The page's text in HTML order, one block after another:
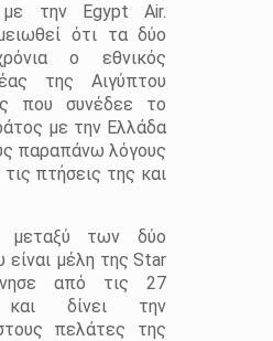
με την Egypt Air.
ότι τα δύο
ο εθνικός
της Αιγύπτου
που συνέδεε το
με την Ελλάδα
παραπάνω λόγους
πτήσεις της και
μεταξύ των δύο
είναι μέλη της Star
από τις 27
και δίνει την
πελάτες της